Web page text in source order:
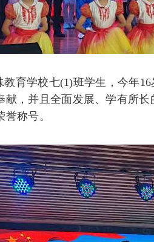
育学校七(1)班学生，今年
献，并且全面发展、学有所
称号。